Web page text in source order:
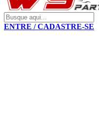
ENTRE / CADASTRE-SE